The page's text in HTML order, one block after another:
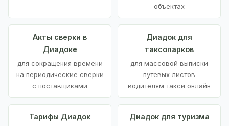
объектах
Акты сверки в
Диадоке
для сокращения времени
на периодические сверки
с поставщиками
Диадок для
таксопарков
для массовой выписки
путевых листов
водителям такси онлайн
Тарифы Диадок Диадок для туризма